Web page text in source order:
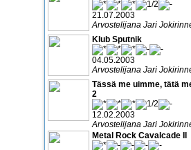
21.07.2003
Arvostelijana Jari
Klub Sputnik
04.05.2003
Arvostelijana Jari
Tässä me uimme, tätä
2
12.02.2003
Arvostelijana Jari
Metal Rock Cavalcade II